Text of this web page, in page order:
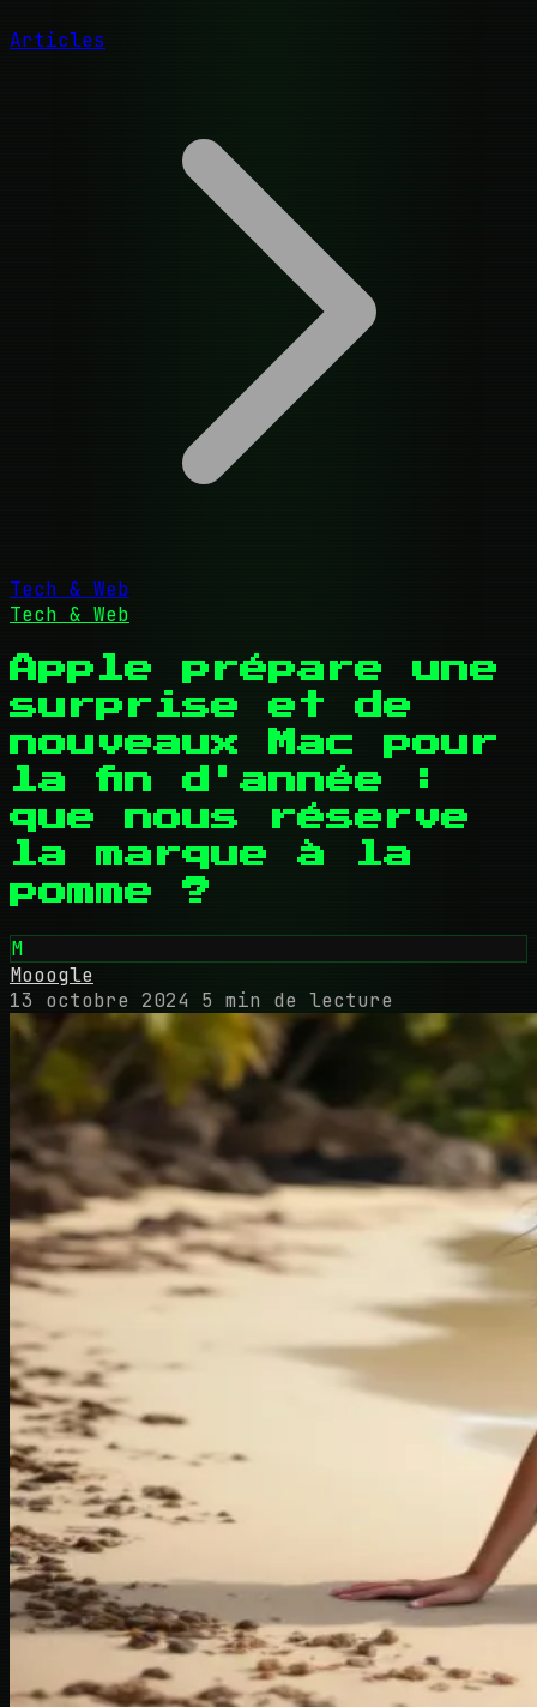
Articles
Tech & Web
Tech & Web
Apple prépare une
surprise et de
nouveaux Mac pour
la fin d'année :
que nous réserve
la marque à la
pomme ?
M
Mooogle
13 octobre 2024
5 min de lecture